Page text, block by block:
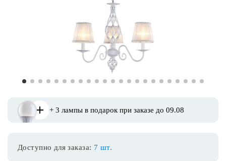
1 2 3 4 5 6 7 8 9 10 11 12 13 14 15 16 17 18 19 20 21 22
+ 3 лампы в подарок при заказе до 09.08
Доступно для заказа: 7 шт.